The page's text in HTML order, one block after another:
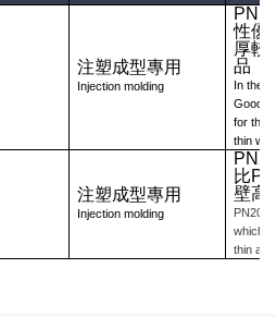
注塑成型專用
Injection molding
性優
厚較
品（
In the
Good
for
thin
注塑成型專用
Injection molding
比
壁高
PN200
which
thin